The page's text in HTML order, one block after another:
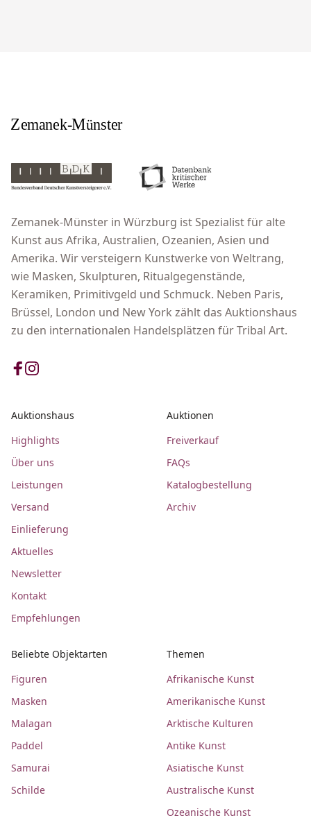
Zemanek-Münster in Würzburg ist Spezialist für alte
Kunst aus Afrika, Australien, Ozeanien, Asien und
Amerika. Wir versteigern Kunstwerke von Weltrang,
wie Masken, Skulpturen, Ritualgegenstände,
Keramiken, Primitivgeld und Schmuck. Neben Paris,
Brüssel, London und New York zählt das Auktionshaus
zu den internationalen Handelsplätzen für Tribal Art.
Auktionshaus
Highlights
Über uns
Leistungen
Versand
Einlieferung
Aktuelles
Newsletter
Kontakt
Empfehlungen
Auktionen
Freiverkauf
FAQs
Katalogbestellung
Archiv
Beliebte Objektarten
Figuren
Masken
Malagan
Paddel
Samurai
Schilde
Themen
Afrikanische Kunst
Amerikanische Kunst
Arktische Kulturen
Antike Kunst
Asiatische Kunst
Australische Kunst
Ozeanische Kunst